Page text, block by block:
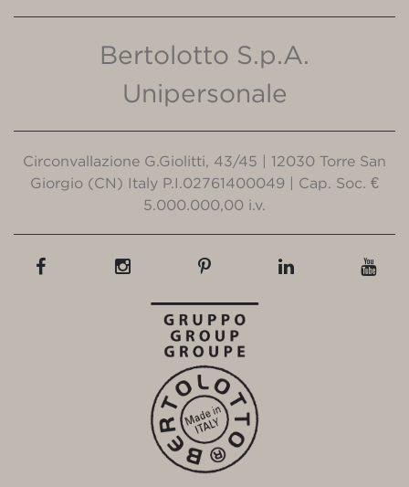
Bertolotto S.p.A.
Unipersonale
Circonvallazione G.Giolitti, 43/45 | 12030 Torre San
Giorgio (CN) Italy P.I.02761400049 | Cap. Soc. €
5.000.000,00 i.v.